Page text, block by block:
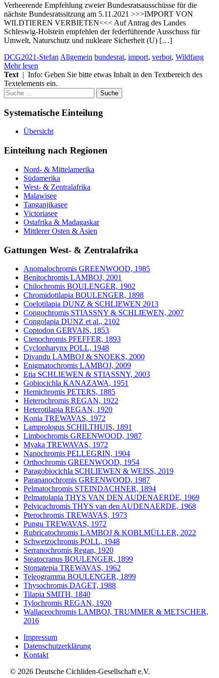
Verheerende Empfehlung zweier Bundesratsausschüsse für die
nächste Bundesratssitzung am 5.11.2021 >>>IMPORT VON
WILDTIEREN VERBIETEN<<< Auf Antrag des Landes
Schleswig-Holstein empfehlen der federführende Ausschuss für
Umwelt, Naturschutz und nukleare Sicherheit (U) […]
DCG2021-Stefan Allgemein bundesrat, import, verbot, Wildfang
Mehr lesen
Text | Info: Geben Sie bitte etwas Inhalt in den Textbereich des
Textelements ein.
Suche
nach:
Systematische Einteilung
Übersicht
Einteilung nach Regionen
Nord- & Mittelamerika
Südamerika
West- & Zentralafrika
Malawisee
Tanganjikasee
Victoriasee
Ostafrika & Madagaskar
Mittlerer Osten & Asien
Gattungen West- & Zentralafrika
Anomalochromis GREENWOOD, 1985
Benitochromis LAMBOJ, 2001
Chilochromis BOULENGER, 1902
Chromidotilapia BOULENGER, 1898
Coelotilapia DUNZ & SCHLIEWEN 2013
Congochromis STIASSNY & SCHLIEWEN, 2007
Congolapia DUNZ et al., 2102
Coptodon GERVAIS, 1853
Ctenochromis PFEFFER, 1893
Cyclopharynx POLL, 1948
Divandu LAMBOJ & SNOEKS, 2000
Enigmatochromis LAMBOJ, 2009
Etia SCHLIEWEN & STIASSNY, 2003
Gobiocichla KANAZAWA, 1951
Hemichromis PETERS, 1885
Heterochromis REGAN, 1922
Heterotilapia REGAN, 1920
Konia TREWAVAS, 1972
Lamprologus SCHILTHUIS, 1891
Limbochromis GREENWOOD, 1987
Myaka TREWAVAS, 1972
Nanochromis PELLEGRIN, 1904
Orthochromis GREENWOOD, 1954
Paragobiocichla SCHLIEWEN & WEISS, 2019
Parananochromis GREENWOOD, 1987
Pelmatochromis STEINDACHNER, 1894
Pelmatolapia THYS VAN DEN AUDENAERDE, 1969
Pelvicachromis THYS van den AUDENAERDE, 1968
Pterochromis TREWAVAS, 1973
Pungu TREWAVAS, 1972
Rubricatochromis LAMBOJ & KOBLMÜLLER, 2022
Schwetzochromis POLL, 1948
Serranochromis Regan, 1920
Steatocranus BOULENGER, 1899
Stomatepia TREWAVAS, 1962
Teleogramma BOULENGER, 1899
Thysochromis DAGET, 1988
Tilapia SMITH, 1840
Tylochromis REGAN, 1920
Wallaceochromis LAMBOJ, TRUMMER & METSCHER,
2016
Impressum
Datenschutzerklärung
Kontakt
© 2026 Deutsche Cichliden-Gesellschaft e.V.